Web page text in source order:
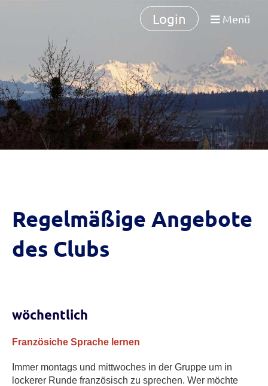
Login Menü
Regelmäßige Angebote
des Clubs
wöchentlich
Französiche Sprache lernen
Immer montags und mittwoches in der Gruppe um in
lockerer Runde französisch zu sprechen. Wer möchte